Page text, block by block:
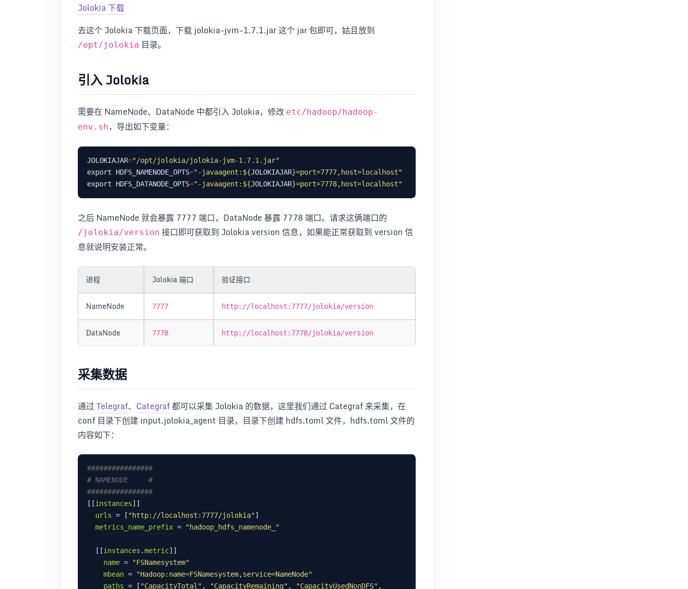
Jolokia 下载
去这个 Jolokia 下载页面，下载 jolokia-jvm-1.7.1.jar 这个 jar 包即可，姑且放到
/opt/jolokia 目录。
引入 Jolokia
需要在 NameNode、DataNode 中都引入 Jolokia，修改 etc/hadoop/hadoop-
env.sh，导出如下变量：
JOLOKIAJAR="/opt/jolokia/jolokia-jvm-1.7.1.jar"
export HDFS_NAMENODE_OPTS="-javaagent: ${JOLOKIAJAR}=port=7777,host=localhost"
export HDFS_DATANODE_OPTS="-javaagent: ${JOLOKIAJAR}=port=7778,host=localhost"
之后 NameNode 就会暴露 7777 端口，DataNode 暴露 7778 端口。请求这俩端口的
/jolokia/version 接口即可获取到 Jolokia version 信息，如果能正常获取到 version 信
息就说明安装正常。
进程 Jolokia 端口 验证接口
NameNode 7777 http://localhost:7777/jolokia/version
DataNode 7778 http://localhost:7778/jolokia/version
采集数据
通过Telegraf、 Categraf都可以采集 Jolokia 的数据，这里我们通过 Categraf 来采集，在
conf 目录下创建 input.jolokia_agent 目录，目录下创建 hdfs.toml 文件，hdfs.toml 文件的
内容如下：
################
# NAMENODE     #
################
[[instances
urls = [ "http://localhost:7777/jolokia"
metrics_name_prefix = "hadoop_hdfs_namenode_"
  [[
instances .metric
name =
"FSNamesystem"
mbean =
"Hadoop:name=FSNamesystem,service=NameNode"
paths = [ "CapacityTotal" , "CapacityRemaining" , "CapacityUsedNonDFS"